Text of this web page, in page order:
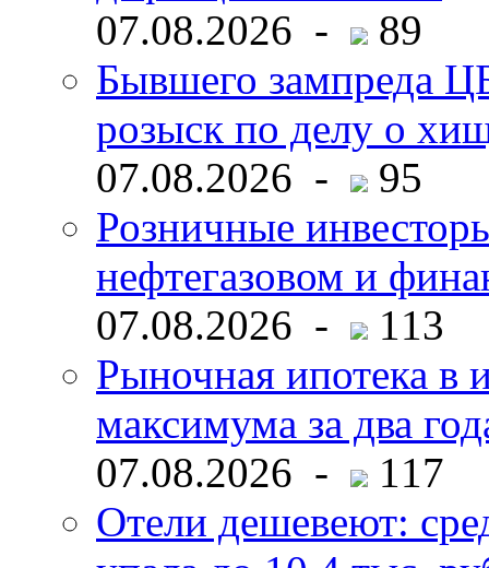
07.08.2026 -
89
Бывшего зампреда
розыск по делу о
07.08.2026 -
95
Розничные
нефтегазовом и
07.08.2026 -
113
Рыночная ипотека в
максимума за два
07.08.2026 -
117
Отели дешевеют: